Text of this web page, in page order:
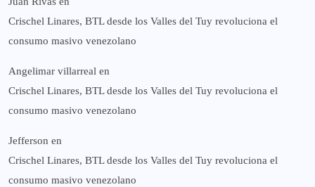
Crischel Linares, BTL desde los Valles del Tuy revoluciona el
consumo masivo venezolano
Angelimar villarreal en
Crischel Linares, BTL desde los Valles del Tuy revoluciona el
consumo masivo venezolano
Jefferson en
Crischel Linares, BTL desde los Valles del Tuy revoluciona el
consumo masivo venezolano